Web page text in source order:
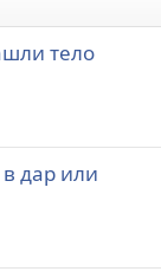
тело
дар или